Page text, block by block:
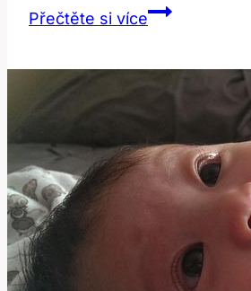
Přečtěte si víceVia:
Předložkami?